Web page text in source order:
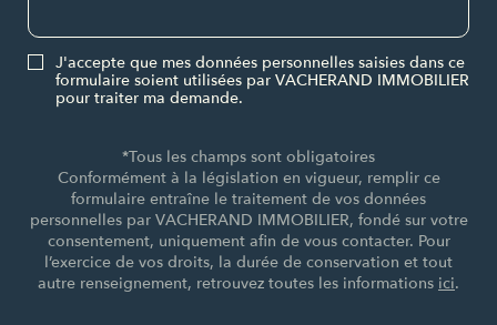
J'accepte que mes données personnelles saisies dans ce
formulaire soient utilisées par VACHERAND IMMOBILIER
pour traiter ma demande.
*Tous les champs sont obligatoires
Conformément à la législation en vigueur, remplir ce
formulaire entraîne le traitement de vos données
personnelles par VACHERAND IMMOBILIER, fondé sur votre
consentement, uniquement afin de vous contacter. Pour
l’exercice de vos droits, la durée de conservation et tout
autre renseignement, retrouvez toutes les informations ici.